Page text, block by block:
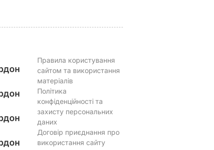
Правила користування
сайтом та використання
матеріалів
Політика
конфіденційності та
захисту персональних
даних
Договір приєднання про
використання сайту